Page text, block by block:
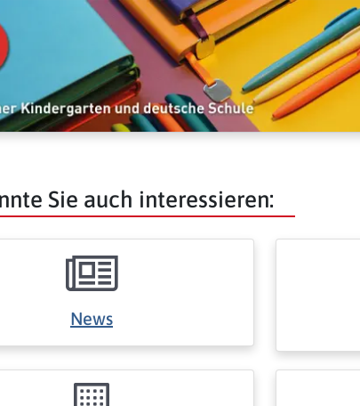
Sie auch interessieren:
News